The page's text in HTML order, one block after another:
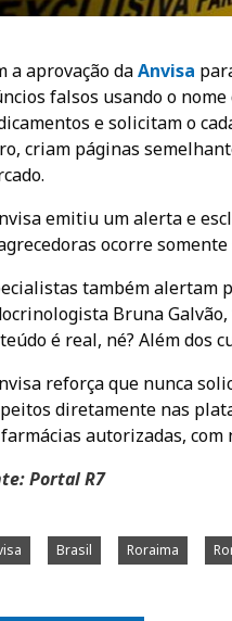
a aprovação daAnvisa
falsos usando o
e solicitam o
criam páginas
emitiu um alerta e
ocorre
também alertam
Bruna
é real, né? Além dos
reforça que nunca
diretamente nas
autorizadas,
Portal R7
Brasil Roraima